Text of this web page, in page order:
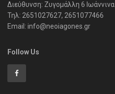
Διεύθυνση: Ζυγομάλλη 6 Ιωάννινα
Τηλ: 2651027627, 2651077466
Email: info@neoiagones.gr
Follow Us